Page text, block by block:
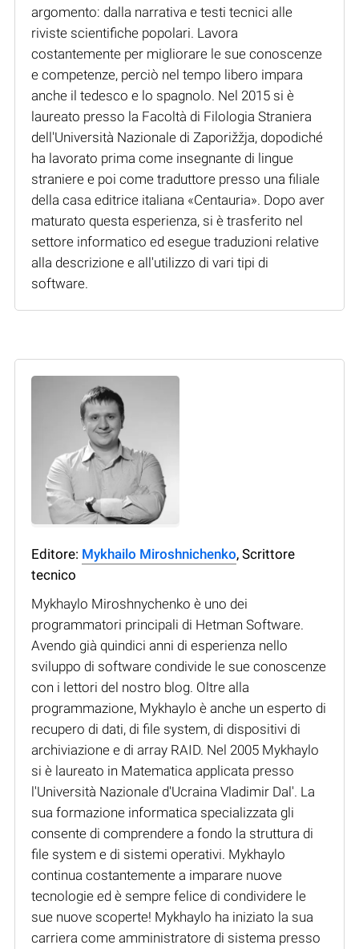
argomento: dalla narrativa e testi tecnici alle
riviste scientifiche popolari. Lavora
costantemente per migliorare le sue conoscenze
e competenze, perciò nel tempo libero impara
anche il tedesco e lo spagnolo. Nel 2015 si è
laureato presso la Facoltà di Filologia Straniera
dell'Università Nazionale di Zaporižžja, dopodiché
ha lavorato prima come insegnante di lingue
straniere e poi come traduttore presso una filiale
della casa editrice italiana «Centauria». Dopo aver
maturato questa esperienza, si è trasferito nel
settore informatico ed esegue traduzioni relative
alla descrizione e all'utilizzo di vari tipi di
software.
Editore: Mykhailo Miroshnichenko, Scrittore
tecnico
Mykhaylo Miroshnychenko è uno dei
programmatori principali di Hetman Software.
Avendo già quindici anni di esperienza nello
sviluppo di software condivide le sue conoscenze
con i lettori del nostro blog. Oltre alla
programmazione, Mykhaylo è anche un esperto di
recupero di dati, di file system, di dispositivi di
archiviazione e di array RAID. Nel 2005 Mykhaylo
si è laureato in Matematica applicata presso
l'Università Nazionale d'Ucraina Vladimir Dal'. La
sua formazione informatica specializzata gli
consente di comprendere a fondo la struttura di
file system e di sistemi operativi. Mykhaylo
continua costantemente a imparare nuove
tecnologie ed è sempre felice di condividere le
sue nuove scoperte! Mykhaylo ha iniziato la sua
carriera come amministratore di sistema presso